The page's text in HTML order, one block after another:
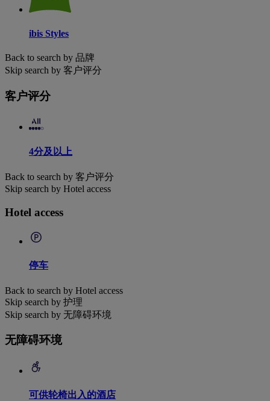
ibis Styles
Back to search by 品牌
Skip search by 客户评分
客户评分
4分及以上
Back to search by 客户评分
Skip search by Hotel access
Hotel access
停车
Back to search by Hotel access
Skip search by 护理
Skip search by 无障碍环境
无障碍环境
可供轮椅出入的酒店